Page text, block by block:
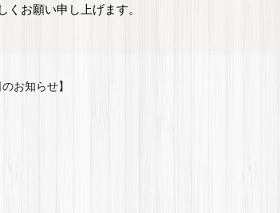
くお願い申し上げます。
お知らせ】